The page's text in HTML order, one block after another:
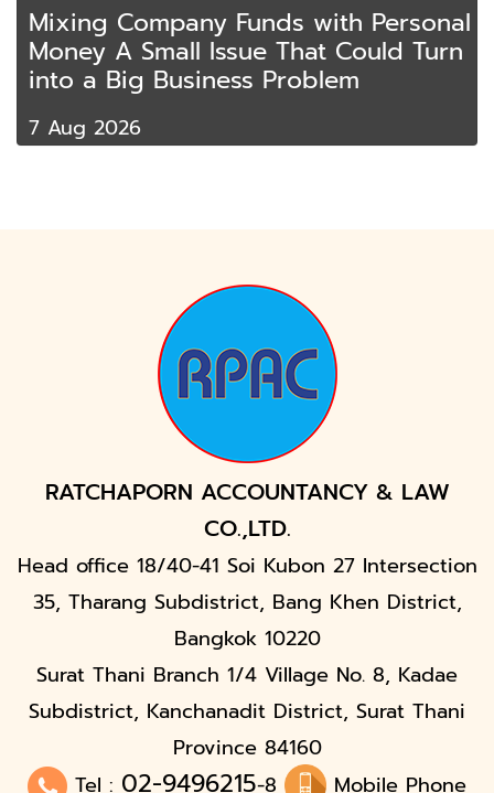
Mixing Company Funds with Personal
Money A Small Issue That Could Turn
into a Big Business Problem
7 Aug 2026
RATCHAPORN ACCOUNTANCY & LAW
CO.,LTD.
Head office 18/40-41 Soi Kubon 27 Intersection
35, Tharang Subdistrict, Bang Khen District,
Bangkok 10220
Surat Thani Branch 1/4 Village No. 8, Kadae
Subdistrict, Kanchanadit District, Surat Thani
Province 84160
Tel : 02-9496215-8 Mobile Phone